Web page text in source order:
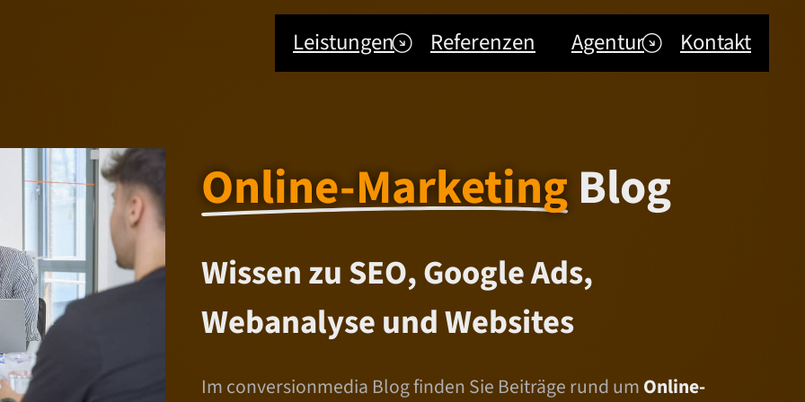
Leistungen Referenzen Agentur Kontakt
Online-Marketing Blog
Wissen zu SEO, Google Ads,
Webanalyse und Websites
Im conversionmedia Blog finden Sie Beiträge rund umOnline-